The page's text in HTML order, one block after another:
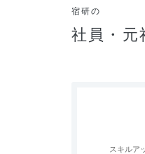
宿研の
社員・元
スキルア